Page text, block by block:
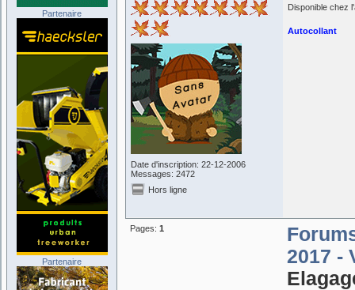
Date d'inscription: 22-12-2006
Messages: 2472
Disponible chez
Autocollant
Hors ligne
Pages: 1
2017 -
Partenaire
Partenaire